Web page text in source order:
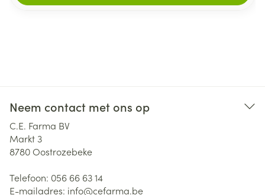
Neem contact met ons op
C.E. Farma BV
Markt 3
8780Oostrozebeke
Telefoon: 056 66 63 14
E-mailadres: info@cefarma.be